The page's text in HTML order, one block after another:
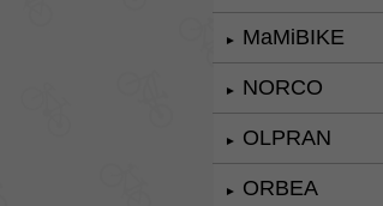
► MaMiBIKE
► NORCO
► OLPRAN
► ORBEA